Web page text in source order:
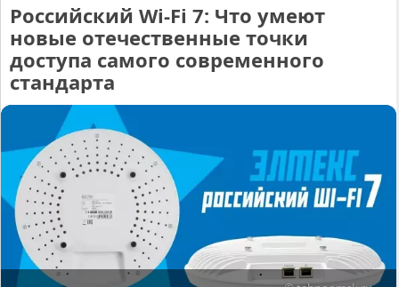
Российский Wi-Fi 7: Что умеют
новые отечественные точки
доступа самого современного
стандарта